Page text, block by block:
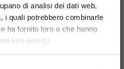
di analisi dei dati web,
i quali potrebbero combinarle
ha fornito loro o che hanno
loro servizi.
in cui ti trovi e la tua
esperienza di